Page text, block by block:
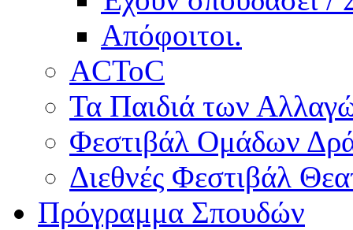
Απόφοιτοι.
ACToC
Τα Παιδιά των
Φεστιβάλ Ομάδων
Διεθνές Φεστιβάλ
Πρόγραμμα Σπουδών